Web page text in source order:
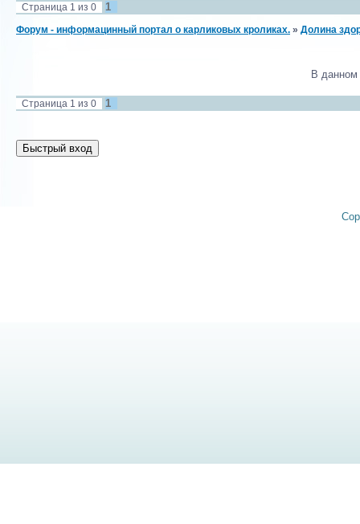
Страница 1 из 0 1
Форум - информацинный портал о карликовых кроликах. » Долина
В
Страница 1 из 0 1